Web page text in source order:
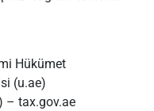
Hükümet
(u.ae)
– tax.gov.ae